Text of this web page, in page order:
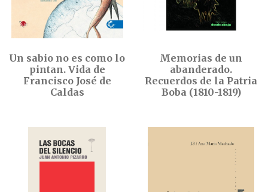
Un sabio no es como lo
pintan. Vida de
Francisco José de
Caldas
Memorias de un
abanderado.
Recuerdos de la Patria
Boba (1810-1819)